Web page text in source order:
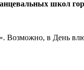
школ
в День